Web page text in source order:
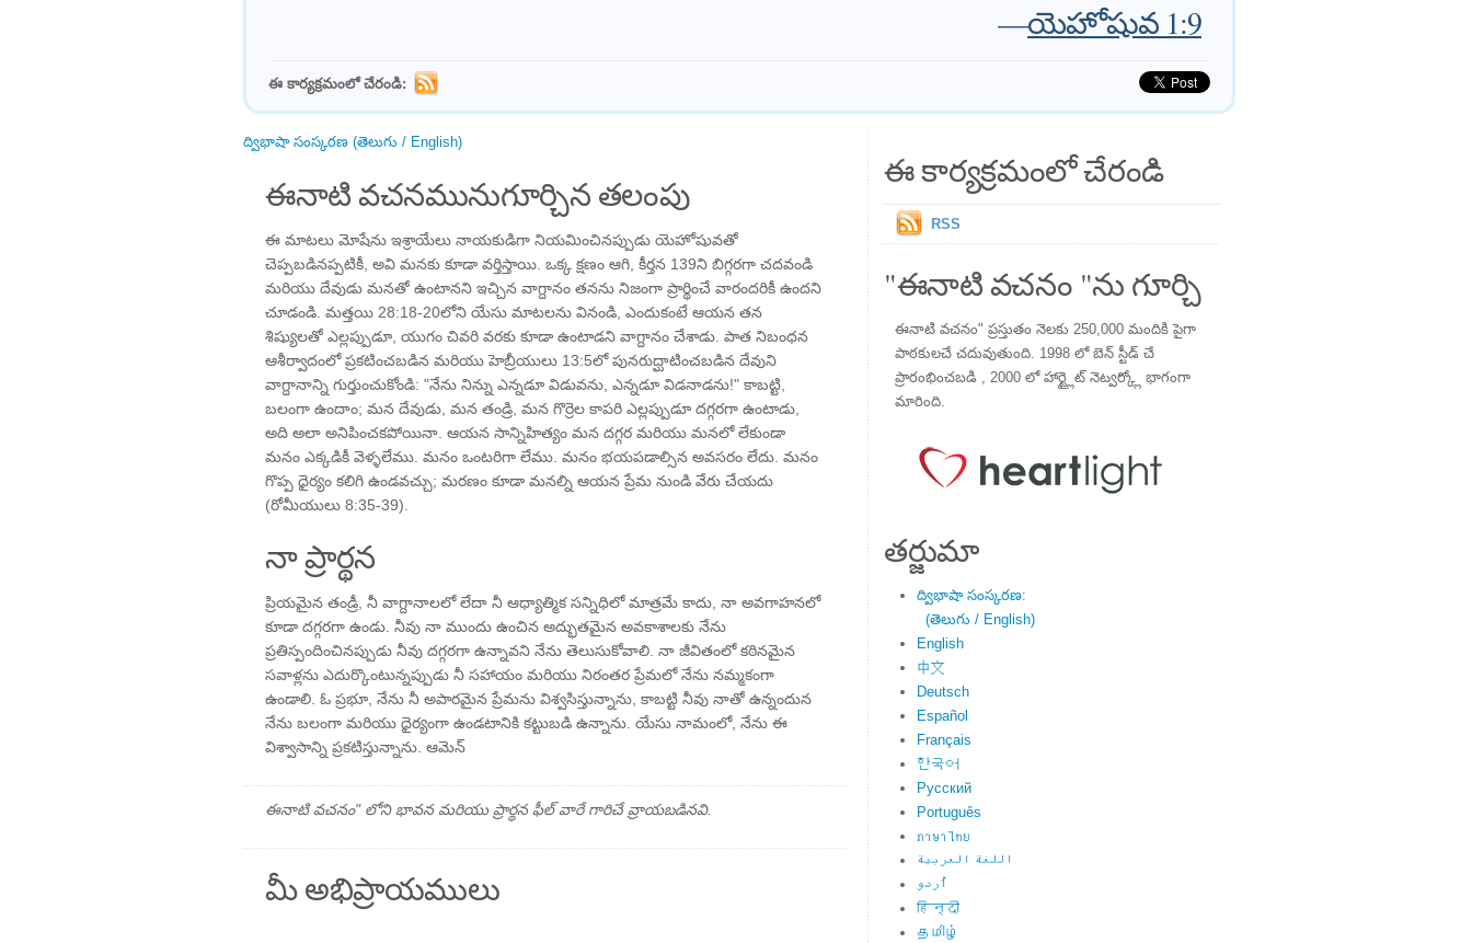
—యెహోషువ 1:9
ఈ కార్యక్రమంలో చేరండి:
ద్విభాషా సంస్కరణ (తెలుగు / English)
ఈనాటి వచనమునుగూర్చిన తలంపు
ఈ మాటలు మోషేను ఇశ్రాయేలు నాయకుడిగా నియమించినప్పుడు యెహోషువతో
చెప్పబడినప్పటికీ, అవి మనకు కూడా వర్తిస్తాయి. ఒక్క క్షణం ఆగి, కీర్తన 139ని బిగ్గరగా చదవండి
మరియు దేవుడు మనతో ఉంటానని ఇచ్చిన వాగ్దానం తనను నిజంగా ప్రార్థించే వారందరికీ ఉందని
చూడండి. మత్తయి 28:18-20లోని యేసు మాటలను వినండి, ఎందుకంటే ఆయన తన
శిష్యులతో ఎల్లప్పుడూ, యుగం చివరి వరకు కూడా ఉంటాడని వాగ్దానం చేశాడు. పాత నిబంధన
ఆశీర్వాదంలో ప్రకటించబడిన మరియు హెబ్రీయులు 13:5లో పునరుద్ఘాటించబడిన దేవుని
వాగ్దానాన్ని గుర్తుంచుకోండి: "నేను నిన్ను ఎన్నడూ విడువను, ఎన్నడూ విడనాడను!" కాబట్టి,
బలంగా ఉందాం; మన దేవుడు, మన తండ్రి, మన గొర్రెల కాపరి ఎల్లప్పుడూ దగ్గరగా ఉంటాడు,
అది అలా అనిపించకపోయినా. ఆయన సాన్నిహిత్యం మన దగ్గర మరియు మనలో లేకుండా
మనం ఎక్కడికీ వెళ్ళలేము. మనం ఒంటరిగా లేము. మనం భయపడాల్సిన అవసరం లేదు. మనం
గొప్ప ధైర్యం కలిగి ఉండవచ్చు; మరణం కూడా మనల్ని ఆయన ప్రేమ నుండి వేరు చేయదు
(రోమీయులు 8:35-39).
నా ప్రార్థన
ప్రియమైన తండ్రీ, నీ వాగ్దానాలలో లేదా నీ ఆధ్యాత్మిక సన్నిధిలో మాత్రమే కాదు, నా అవగాహనలో
కూడా దగ్గరగా ఉండు. నీవు నా ముందు ఉంచిన అద్భుతమైన అవకాశాలకు నేను
ప్రతిస్పందించినప్పుడు నీవు దగ్గరగా ఉన్నావని నేను తెలుసుకోవాలి. నా జీవితంలో కఠినమైన
సవాళ్లను ఎదుర్కొంటున్నప్పుడు నీ సహాయం మరియు నిరంతర ప్రేమలో నేను నమ్మకంగా
ఉండాలి. ఓ ప్రభూ, నేను నీ అపారమైన ప్రేమను విశ్వసిస్తున్నాను, కాబట్టి నీవు నాతో ఉన్నందున
నేను బలంగా మరియు ధైర్యంగా ఉండటానికి కట్టుబడి ఉన్నాను. యేసు నామంలో, నేను ఈ
విశ్వాసాన్ని ప్రకటిస్తున్నాను. ఆమెన్
ఈనాటి వచనం" లోని భావన మరియు ప్రార్థన ఫీల్ వారే గారిచే వ్రాయబడినవి.
మీ అభిప్రాయములు
ఈ కార్యక్రమంలో చేరండి
RSS
"ఈనాటి వచనం "ను గూర్చి
ఈనాటి వచనం" ప్రస్తుతం నెలకు 250,000 మందికి పైగా
పాఠకులచే చదువుతుంది. 1998 లో బెన్ స్టీడ్ చే
ప్రారంభించబడి , 2000 లో హార్ట్లైట్ నెట్వర్క్లో భాగంగా
మారింది.
తర్జుమా
ద్విభాషా సంస్కరణ:
(తెలుగు / English)
English
中文
Deutsch
Español
Français
한국어
Русский
Português
ภาษาไทย
اللغة العربية
اُردو
हिन्दी
தமிழ்